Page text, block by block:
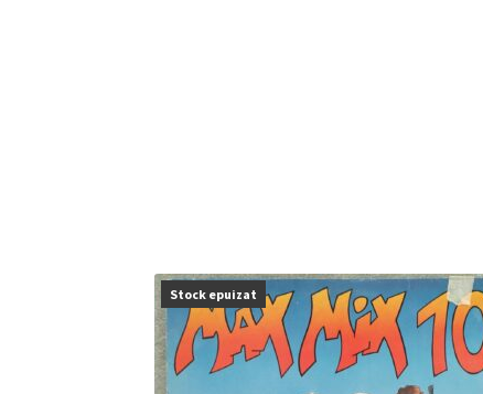
Stock epuizat